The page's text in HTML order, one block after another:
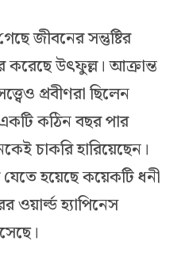
জীবনের সন্তুষ্টির
করেছে উৎফুল্ল। আক্রান্ত
প্রবীণরা ছিলেন
কঠিন বছর পার
চাকরি হারিয়েছেন।
যেতে হয়েছে কয়েকটি ধনী
ওয়ার্ল্ড হ্যাপিনেস